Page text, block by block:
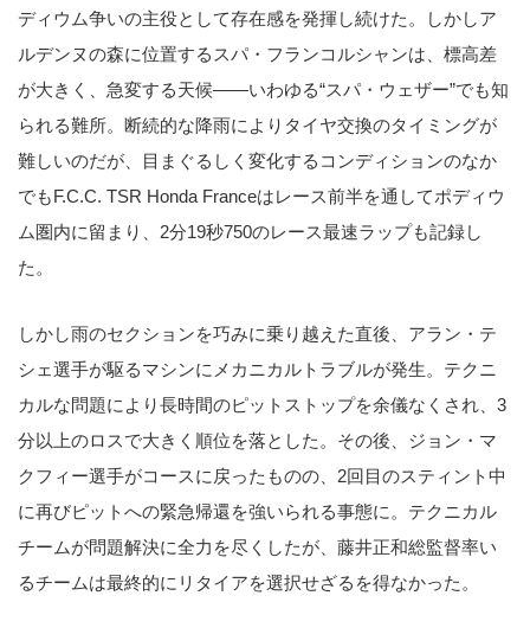
ディウム争いの主役として存在感を発揮し続けた。しかしア
ルデンヌの森に位置するスパ・フランコルシャンは、標高差
が大きく、急変する天候――いわゆる“スパ・ウェザー”でも知
られる難所。断続的な降雨によりタイヤ交換のタイミングが
難しいのだが、目まぐるしく変化するコンディションのなか
でもF.C.C. TSR Honda Franceはレース前半を通してポディウ
ム圏内に留まり、2分19秒750のレース最速ラップも記録し
た。
しかし雨のセクションを巧みに乗り越えた直後、アラン・テ
シェ選手が駆るマシンにメカニカルトラブルが発生。テクニ
カルな問題により長時間のピットストップを余儀なくされ、3
分以上のロスで大きく順位を落とした。その後、ジョン・マ
クフィー選手がコースに戻ったものの、2回目のスティント中
に再びピットへの緊急帰還を強いられる事態に。テクニカル
チームが問題解決に全力を尽くしたが、藤井正和総監督率い
るチームは最終的にリタイアを選択せざるを得なかった。